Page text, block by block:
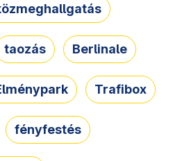
taozás Berlinale
Trafibox
fényfestés